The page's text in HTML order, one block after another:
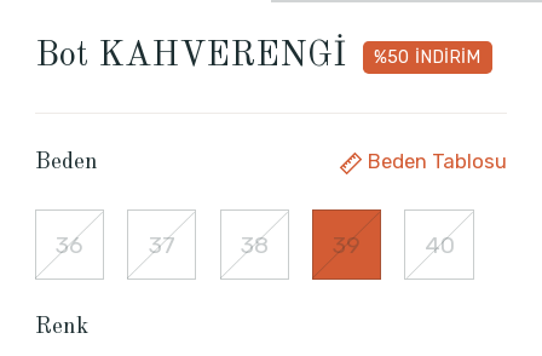
Bot KAHVERENGİ %50 İNDİRİM
Beden Beden Tablosu
36 37 38 39 40
Renk